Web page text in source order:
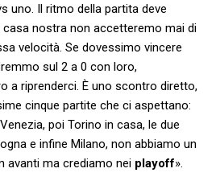
uno. Il ritmo della partita deve
nostra non accetteremo mai di
velocità. Se dovessimo vincere
sul 2 a 0 con loro,
a riprenderci. È uno scontro diretto,
cinque partite che ci aspettano:
poi Torino in casa, le due
e infine Milano, non abbiamo un
avanti ma crediamo nei playoff».